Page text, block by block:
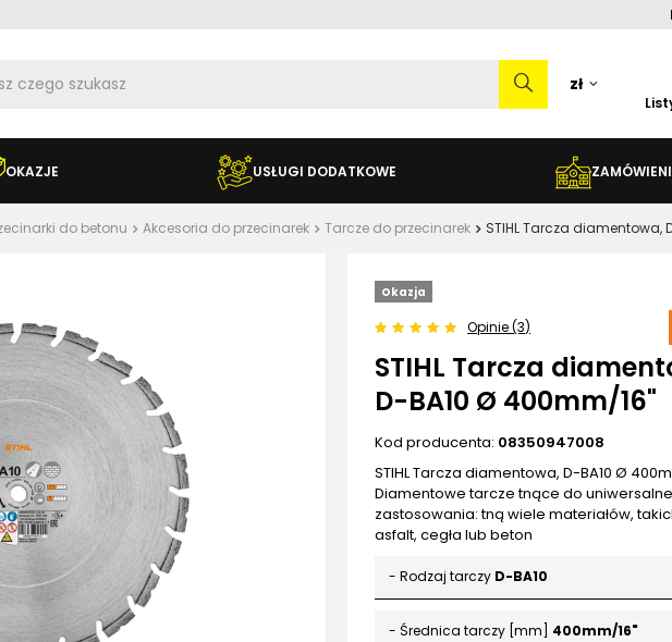
zł
OKAZJE USŁUGI DODATKOWE
do betonu Akcesoria do przecinarek Tarcze do przecinarek STIHL Tarcza diamentowa,
Okazja
Opinie (3)
STIHL Tarcza
D-BA10 Ø 400mm/16"
Kod producenta: 08350947008
STIHL Tarcza diamentowa, D-BA10 Ø
Diamentowe tarcze tnące do
zastosowania: tną wiele materiałów,
asfalt, cegła lub beton
- Rodzaj tarczy D-BA10
- Średnica tarczy [mm] 400mm/16"